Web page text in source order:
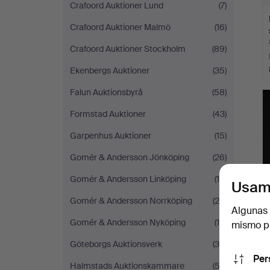
Crafoord Auktioner Lund
(7)
Crafoord Auktioner Malmö
(16)
Crafoord Auktioner Stockholm
(89)
Ekenbergs Auktioner
(35)
Falun Auktionsbyrå
(58)
Formstad Auktioner
(43)
Garpenhus Auktioner
(15)
Gomér & Andersson Jönköping
(26)
Gomér & Andersson Linköping
(18)
Gomér & Andersson Norrköping
(20)
Gomér & Andersson Nyköping
(18)
Göteborgs Auktionsverk
(39)
Halmstads Auktionskammare
(53)
Algunas
mismo